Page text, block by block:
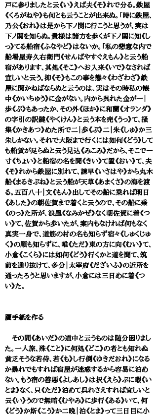
戸に参りましたと云《い》えば夫《そ》れで分る。鉄屋
《くろがねや》も何とも云うことが出来ぬ。「時に鉄屋、
乃公《おれ》は是から下ノ関に行こうと思うが、実は
下ノ関を知らぬ。貴様は諸方を歩くが下ノ関に知《し
っ》てる船宿《ふなやど》はないか。「私の懇意な内で
船場屋寿久右衛門《せんばやすぐえもん》と云う船
宿があります、其処《そこ》へお入来《いで》なされば
宜しいと云う。抑《そ》もこの事を態々《わざわざ》鉄
屋に聞かねばならぬと云うのは、実はその時私の懐
中《かいちゅう》に金がない。内から呉れた金が一｜
歩《ぶ》もあったか、その外《ほか》に和蘭《オランダ》
の字引の訳鍵《やくけん》と云う本を売《うっ》て、掻
集《かきあつ》めた所で二｜歩《ぶ》二｜朱《しゅ》か三
朱しかない。それで大阪まで行くには如何《どう》して
も船賃が足らぬと云う見込《みこみ》だから、そこで一
寸《ちょい》と船宿の名を聞《きい》て置《おい》て、夫
《そ》れから鉄屋に別れて、諫早《いさはや》から丸木
船《まるきぶね》と云う船が天草《あまくさ》の海を渡
る。五百八十｜文《もん》出してその船に乗れば明日
《あした》の朝佐賀まで着くと云うので、その船に乗
《のっ》た所が、浪風《なみかぜ》なく朝佐賀に着《つ
い》て、佐賀から歩いたが、案内もなければ何もなく
真実一身で、道筋の村の名も知らず宿々《しゅくじゅ
く》の順も知らずに、唯《ただ》東の方に向《むい》て、
小倉《こくら》には如何《どう》行くかと道を聞て、筑
前を通り抜けて、多分｜太宰府《だざいふ》の近所を
通ったろうと思いますが、小倉には三日めに着《つ
い》た。
贋手紙を作る
その間《あいだ》の道中と云うものは随分困りまし
た。一人旅、殊《こと》に何処《どこ》の者とも知れぬ
貧乏そうな若侍、若《も》し行倒《ゆきだおれ》になる
か暴れでもすれば宿屋が迷惑するから容易に泊め
ない。もう宿の善悪《よしあし》は択《えら》ぶに暇《い
とま》なく、只《ただ》泊めて呉れさえすれば宜しいと
云《い》うので無暗《むやみ》に歩行《ある》いて、何
《どう》か斯《こう》か二晩｜泊《とま》って三日目に小